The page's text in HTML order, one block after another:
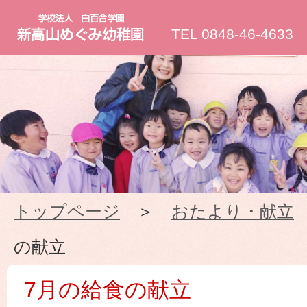
新
高
山
め
ぐ
み
幼
TEL 0848-46-4633
トップページ ＞ おたより・献立
の献立
7月の給食の献立